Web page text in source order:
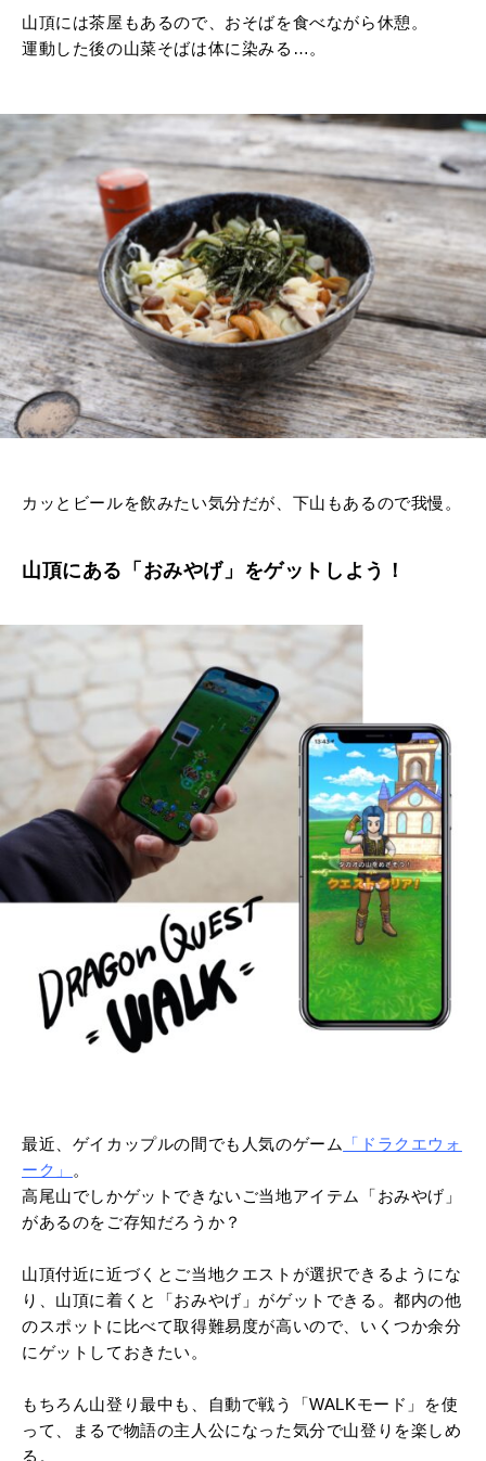
山頂には茶屋もあるので、おそばを食べながら休憩。
運動した後の山菜そばは体に染みる…。
カッとビールを飲みたい気分だが、下山もあるので我慢。
山頂にある「おみやげ」をゲットしよう！
最近、ゲイカップルの間でも人気のゲーム
「ドラクエウォ
ーク」
。
高尾山でしかゲットできないご当地アイテム「おみやげ」
があるのをご存知だろうか？
山頂付近に近づくとご当地クエストが選択できるようにな
り、山頂に着くと「おみやげ」がゲットできる。都内の他
のスポットに比べて取得難易度が高いので、いくつか余分
にゲットしておきたい。
もちろん山登り最中も、自動で戦う「WALKモード」を使
って、まるで物語の主人公になった気分で山登りを楽しめ
る。